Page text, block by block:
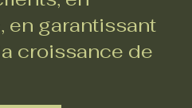
en garantissant
croissance de